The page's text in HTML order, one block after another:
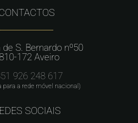
de S. Bernardo nº50
172 Aveiro
926 248 617
para a rede móvel nacional)
SOCIAIS